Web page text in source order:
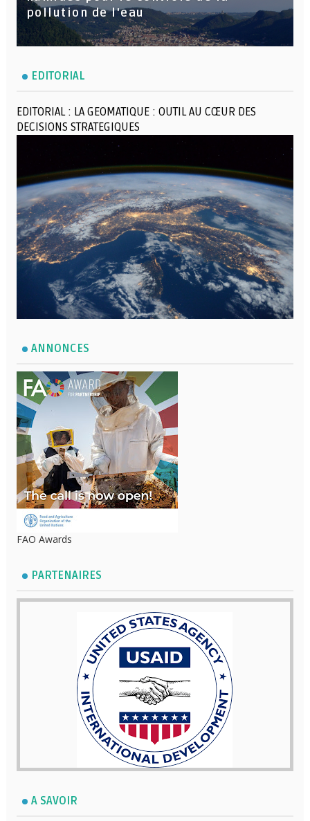
pollution de l'eau
EDITORIAL
EDITORIAL : LA GEOMATIQUE : OUTIL AU CŒUR DES
DECISIONS STRATEGIQUES
ANNONCES
FAO Awards
PARTENAIRES
A SAVOIR